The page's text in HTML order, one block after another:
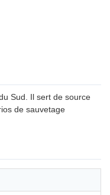
Sud. Il sert de source
de sauvetage